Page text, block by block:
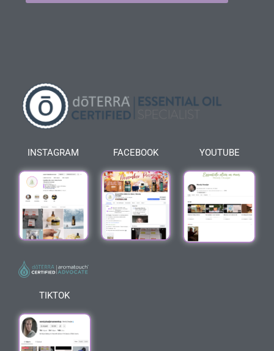
INSTAGRAM FACEBOOK YOUTUBE
TIKTOK